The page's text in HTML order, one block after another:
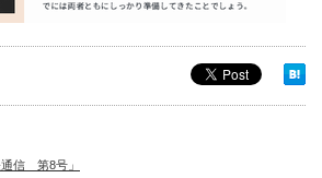
信 第8号」